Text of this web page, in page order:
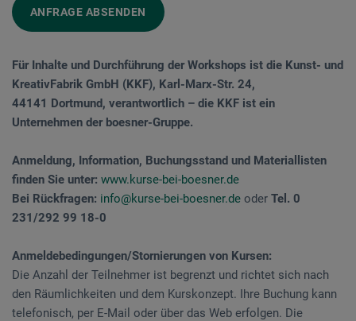
ANFRAGE ABSENDEN
Für Inhalte und Durchführung der Workshops ist die Kunst- und
KreativFabrik GmbH (KKF), Karl-Marx-Str. 24,
44141 Dortmund, verantwortlich – die KKF ist ein
Unternehmen der boesner-Gruppe.
Anmeldung, Information, Buchungsstand und Materiallisten
finden Sie unter: www.kurse-bei-boesner.de
Bei Rückfragen: info@kurse-bei-boesner.de oder Tel. 0
231/292 99 18-0
Anmeldebedingungen/Stornierungen von Kursen:
Die Anzahl der Teilnehmer ist begrenzt und richtet sich nach
den Räumlichkeiten und dem Kurskonzept. Ihre Buchung kann
telefonisch, per E-Mail oder über das Web erfolgen. Die